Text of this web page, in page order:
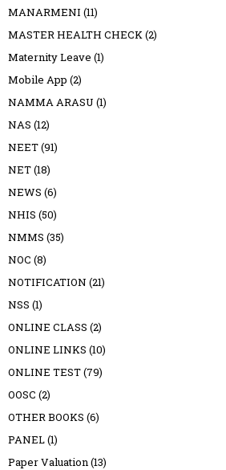
MANARMENI (11)
MASTER HEALTH CHECK(2)
Maternity Leave (1)
Mobile App (2)
NAMMA ARASU (1)
NAS (12)
NEET(91)
NET(18)
NEWS (6)
NHIS (50)
NMMS (35)
NOC (8)
NOTIFICATION (21)
NSS (1)
ONLINE CLASS (2)
ONLINE LINKS (10)
ONLINE TEST(79)
OOSC (2)
OTHER BOOKS (6)
PANEL(1)
Paper Valuation(13)